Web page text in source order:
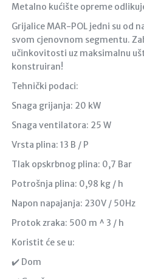
Metalno kućište opreme
Grijalice MAR-POL jedni su od
svom cjenovnom segmentu.
učinkovitosti uz maksimalnu
konstruiran!
Tehnički podaci:
Snaga grijanja: 20 kW
Snaga ventilatora: 25 W
Vrsta plina: 13 B / P
Tlak opskrbnog plina: 0,7 Bar
Potrošnja plina: 0,98 kg / h
Napon napajanja: 230V / 50Hz
Protok zraka: 500 m ^ 3 / h
Koristit će se u:
✔️ Dom